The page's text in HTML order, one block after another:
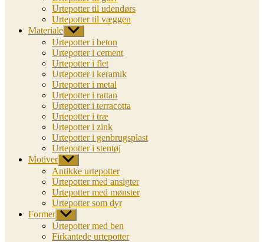
Urtepotter til udendørs
Urtepotter til væggen
Materiale Vis
undermenu
Urtepotter i beton
Urtepotter i cement
Urtepotter i flet
Urtepotter i keramik
Urtepotter i metal
Urtepotter i rattan
Urtepotter i terracotta
Urtepotter i træ
Urtepotter i zink
Urtepotter i genbrugsplast
Urtepotter i stentøj
Motiver Vis
undermenu
Antikke urtepotter
Urtepotter med ansigter
Urtepotter med mønster
Urtepotter som dyr
Former Vis
undermenu
Urtepotter med ben
Firkantede urtepotter